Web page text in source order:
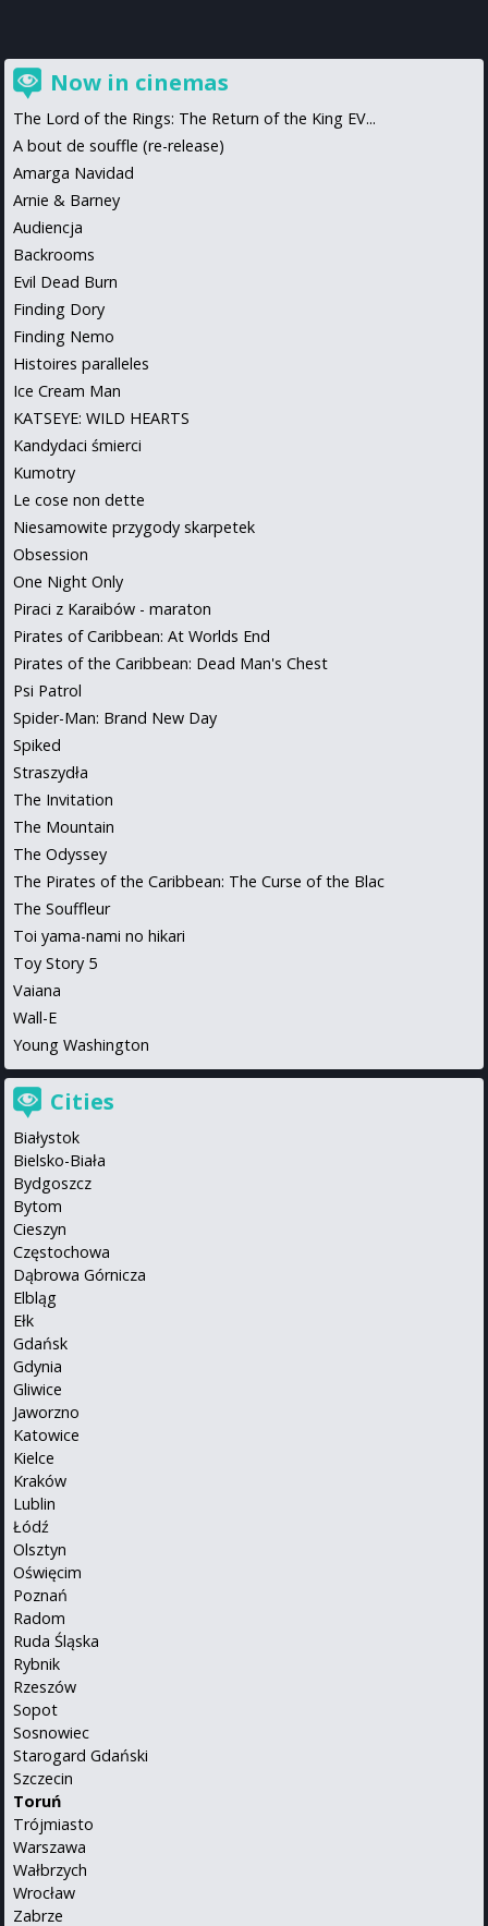
Now in cinemas
The Lord of the Rings: The Return of the King EV...
A bout de souffle (re-release)
Amarga Navidad
Arnie & Barney
Audiencja
Backrooms
Evil Dead Burn
Finding Dory
Finding Nemo
Histoires paralleles
Ice Cream Man
KATSEYE: WILD HEARTS
Kandydaci śmierci
Kumotry
Le cose non dette
Niesamowite przygody skarpetek
Obsession
One Night Only
Piraci z Karaibów - maraton
Pirates of Caribbean: At Worlds End
Pirates of the Caribbean: Dead Man's Chest
Psi Patrol
Spider-Man: Brand New Day
Spiked
Straszydła
The Invitation
The Mountain
The Odyssey
The Pirates of the Caribbean: The Curse of the Blac
The Souffleur
Toi yama-nami no hikari
Toy Story 5
Vaiana
Wall-E
Young Washington
Cities
Białystok
Bielsko-Biała
Bydgoszcz
Bytom
Cieszyn
Częstochowa
Dąbrowa Górnicza
Elbląg
Ełk
Gdańsk
Gdynia
Gliwice
Jaworzno
Katowice
Kielce
Kraków
Lublin
Łódź
Olsztyn
Oświęcim
Poznań
Radom
Ruda Śląska
Rybnik
Rzeszów
Sopot
Sosnowiec
Starogard Gdański
Szczecin
Toruń
Trójmiasto
Warszawa
Wałbrzych
Wrocław
Zabrze